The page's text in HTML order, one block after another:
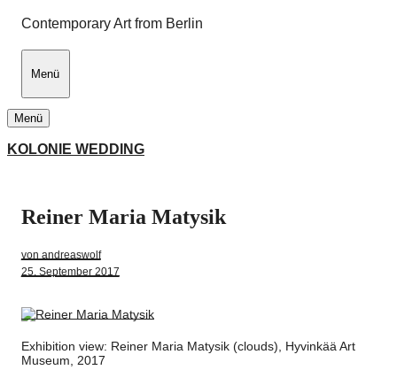
Contemporary Art from Berlin
Menü
Menü
KOLONIE WEDDING
Artists
Tom Früchtl
Reiner Maria Matysik
von andreaswolf
25. September 2017
Exhibition view: Reiner Maria Matysik (clouds), Hyvinkää Art
Museum, 2017